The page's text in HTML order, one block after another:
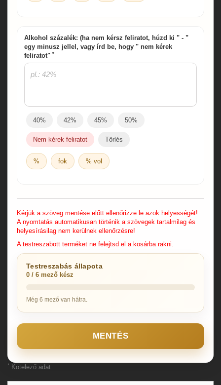
Alkohol százalék: (ha nem kérsz feliratot, húzd ki " - "
egy minusz jellel, vagy írd be, hogy " nem kérek
feliratot" *
40% 42% 45% 50%
Nem kérek feliratot Törlés
% fok % vol
Kérjük a szöveg mentése előtt ellenőrizze le azok helyességét!
A nyomtatás automatikusan történik a szövegek tartalmilag és
helyesírásilag nem kerülnek ellenőrzésre!
A testreszabott terméket ne felejtsd el a kosárba rakni.
Testreszabás állapota
0 / 6 mező kész
Még 6 mező van hátra.
MENTÉS
* Kötelező adat